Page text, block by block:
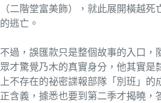
（二階堂富美飾），就此展開橫越死
的逃亡。
不過，誤匯款只是整個故事的入口，
眾才驚覺乃木的真實身分，他其實是
上不存在的祕密諜報部隊「別班」的
正含義，據悉也要到第二季才揭曉，